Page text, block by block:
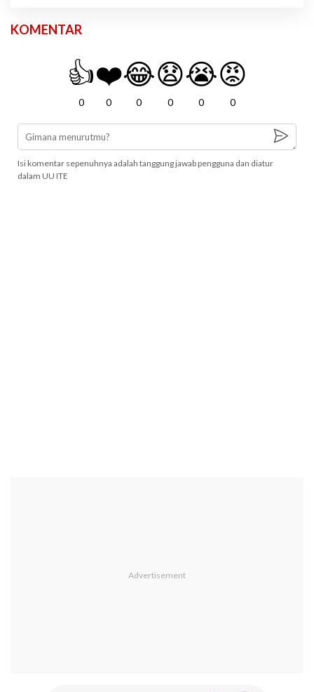
KOMENTAR
👍
0
❤️
0
😂
0
😧
0
😭
0
😡
0
Isi komentar sepenuhnya adalah tanggung jawab pengguna dan diatur
dalam UU ITE